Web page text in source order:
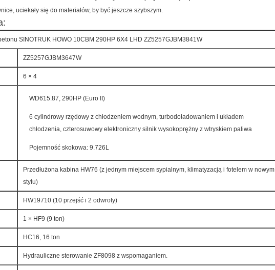
uciekały się do materiałów, by być jeszcze szybszym.
SINOTRUK HOWO 10CBM 290HP 6X4 LHD ZZ5257GJBM3841W
ZZ5257GJBM3647W
6 × 4
WD615.87, 290HP (Euro II)
6 cylindrowy rzędowy z chłodzeniem wodnym, turbodoładowaniem i układem
chłodzenia, czterosuwowy elektroniczny silnik wysokoprężny z wtryskiem paliwa
Pojemność skokowa: 9.726L
Przedłużona kabina HW76 (z jednym miejscem sypialnym, klimatyzacją i fotelem w nowym
stylu)
HW19710 (10 przejść i 2 odwroty)
1 × HF9 (9 ton)
HC16, 16 ton
Hydrauliczne sterowanie ZF8098 z wspomaganiem.